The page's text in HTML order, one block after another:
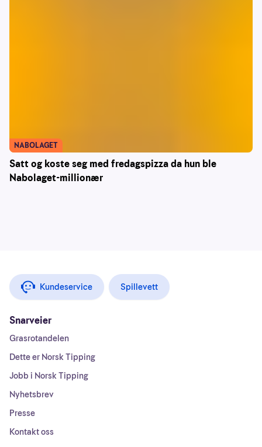
Satt og koste seg med fredagspizza da hun ble
Nabolaget-millionær
NABOLAGET
Kundeservice Spillevett
Snarveier
Grasrotandelen
Dette er Norsk Tipping
Jobb i Norsk Tipping
Nyhetsbrev
Presse
Kontakt oss